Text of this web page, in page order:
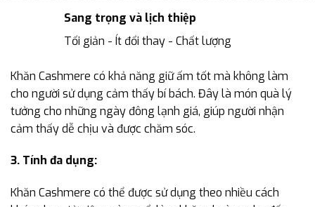
Sang trọng và lịch thiệp
Tối giản - Ít đổi thay - Chất lượng
Khăn Cashmere có khả năng giữ ấm tốt mà không làm
cho người sử dụng cảm thấy bí bách. Đây là món quà lý
tưởng cho những ngày đông lạnh giá, giúp người nhận
cảm thấy dễ chịu và được chăm sóc.
3. Tính đa dụng:
Khăn Cashmere có thể được sử dụng theo nhiều cách